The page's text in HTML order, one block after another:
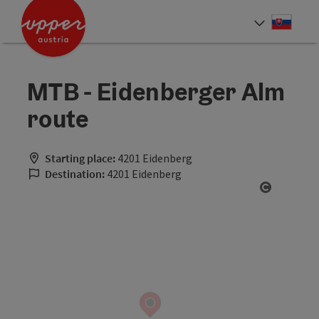
Accesskey
Accesskey
MTB - Eidenberger Alm
route
Starting place: 4201 Eidenberg
Destination: 4201 Eidenberg